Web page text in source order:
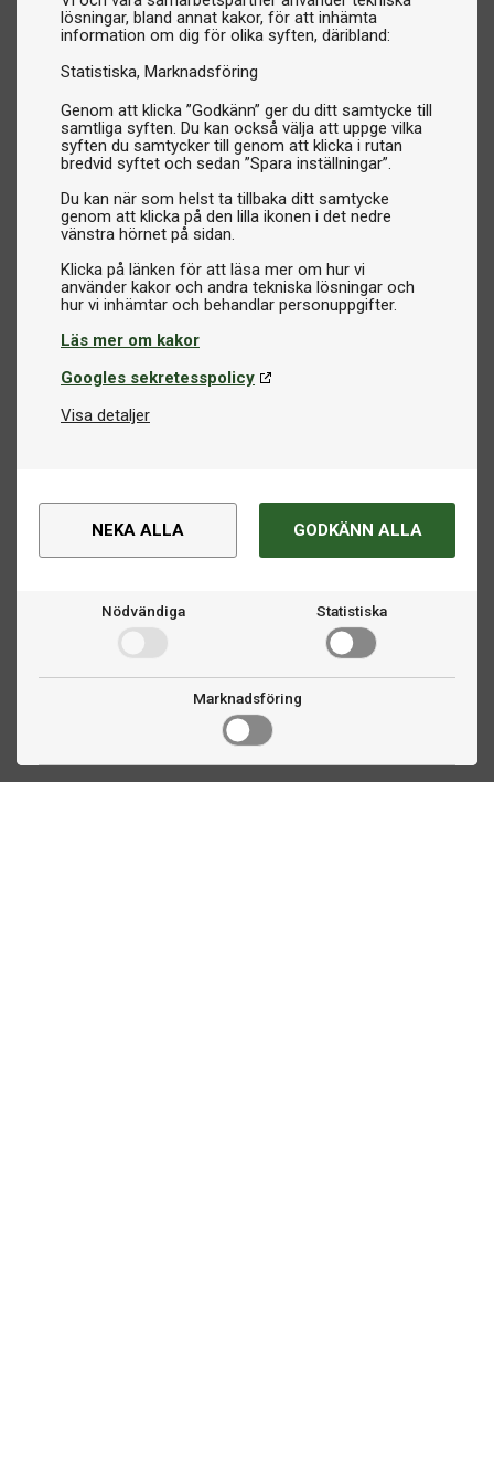
lösningar, bland annat kakor, för att inhämta
information om dig för olika syften, däribland:
Statistiska Marknadsföring
Genom att klicka ”Godkänn” ger du ditt samtycke till
samtliga syften. Du kan också välja att uppge vilka
syften du samtycker till genom att klicka i rutan
bredvid syftet och sedan ”Spara inställningar”.
Du kan när som helst ta tillbaka ditt samtycke
genom att klicka på den lilla ikonen i det nedre
vänstra hörnet på sidan.
Klicka på länken för att läsa mer om hur vi
använder kakor och andra tekniska lösningar och
Läs mer om kakor
Googles sekretesspolicy
Visa detaljer
NEKA ALLA GODKÄNN ALLA
Nödvändiga Statistiska
Marknadsföring